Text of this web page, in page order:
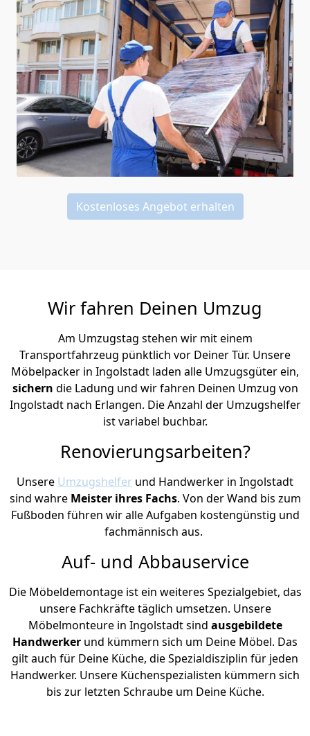
Kostenloses Angebot erhalten
Wir fahren Deinen Umzug
Am Umzugstag stehen wir mit einem
Transportfahrzeug pünktlich vor Deiner Tür. Unsere
Möbelpacker in Ingolstadt laden alle Umzugsgüter ein,
sichern die Ladung und wir fahren Deinen Umzug von
Ingolstadt nach Erlangen. Die Anzahl der Umzugshelfer
ist variabel buchbar.
Renovierungsarbeiten?
Unsere Umzugshelfer und Handwerker in Ingolstadt
sind wahre Meister ihres Fachs. Von der Wand bis zum
Fußboden führen wir alle Aufgaben kostengünstig und
fachmännisch aus.
Auf- und Abbauservice
Die Möbeldemontage ist ein weiteres Spezialgebiet, das
unsere Fachkräfte täglich umsetzen. Unsere
Möbelmonteure in Ingolstadt sind ausgebildete
Handwerker und kümmern sich um Deine Möbel. Das
gilt auch für Deine Küche, die Spezialdisziplin für jeden
Handwerker. Unsere Küchenspezialisten kümmern sich
bis zur letzten Schraube um Deine Küche.